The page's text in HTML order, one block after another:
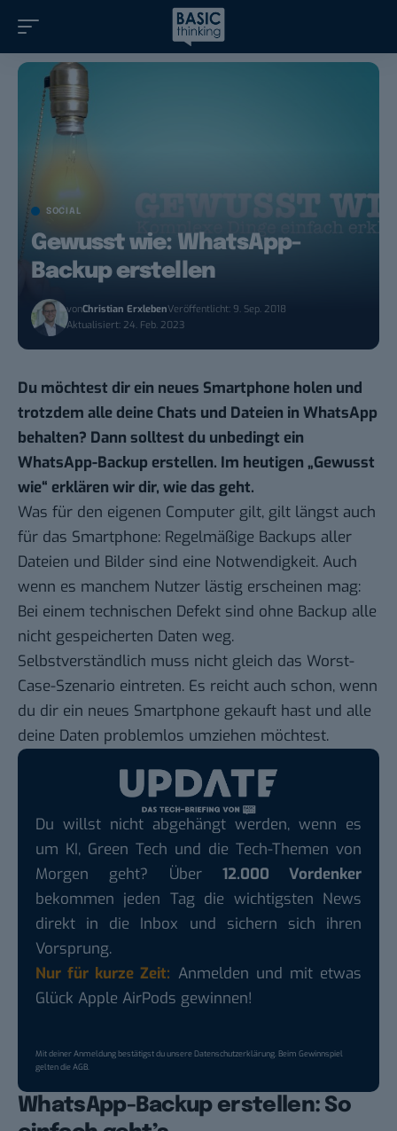
SOCIAL
Gewusst wie: WhatsApp-
Backup erstellen
vonChristian ErxlebenVeröffentlicht: 9. Sep. 2018
Aktualisiert: 24. Feb. 2023
Du möchtest dir ein neues Smartphone holen und
trotzdem alle deine Chats und Dateien in WhatsApp
behalten? Dann solltest du unbedingt ein
WhatsApp-Backup erstellen. Im heutigen „Gewusst
wie“ erklären wir dir, wie das geht.
Was für den eigenen Computer gilt, gilt längst auch
für das Smartphone: Regelmäßige Backups aller
Dateien und Bilder sind eine Notwendigkeit. Auch
wenn es manchem Nutzer lästig erscheinen mag:
Bei einem technischen Defekt sind ohne Backup alle
nicht gespeicherten Daten weg.
Selbstverständlich muss nicht gleich das Worst-
Case-Szenario eintreten. Es reicht auch schon, wenn
du dir ein neues Smartphone gekauft hast und alle
deine Daten problemlos umziehen möchtest.
Du willst nicht abgehängt werden, wenn es
um KI, Green Tech und die Tech-Themen von
Morgen geht? Über 12.000 Vordenker
bekommen jeden Tag die wichtigsten News
direkt in die Inbox und sichern sich ihren
Vorsprung.
Nur für kurze Zeit: Anmelden und mit etwas
Glück Apple AirPods gewinnen!
Mit deiner Anmeldung bestätigst du unsereDatenschutzerklärung. Beim Gewinnspiel
gelten dieAGB.
WhatsApp-Backup erstellen: So